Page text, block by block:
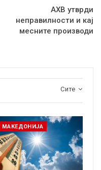
АХВ утврди
неправилности и кај
месните производи
Сите
МАКЕДОНИЈА